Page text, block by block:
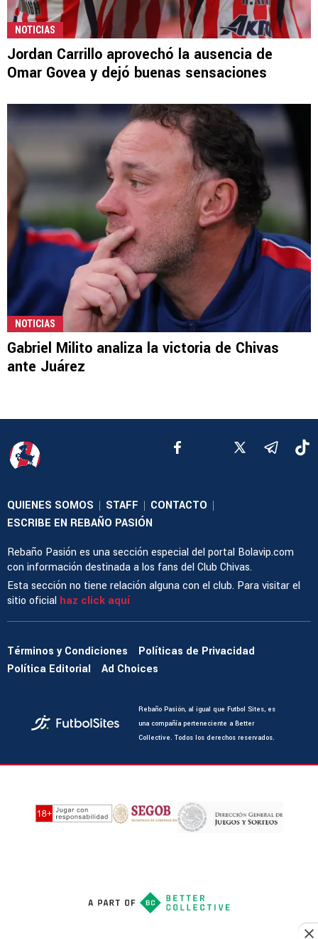
NOTICIAS
Jordan Carrillo aprovechó la ausencia de
Omar Govea y dejó buenas sensaciones
NOTICIAS
Gabriel Milito analiza la victoria de Chivas
ante Juárez
QUIENES SOMOS | STAFF | CONTACTO |
ESCRIBE EN REBAÑO PASIÓN
Rebaño Pasión es una sección especial del portal Bolavip.com
con información destinada a los fans del Club Chivas.
Esta sección no tiene relación alguna con el club. Para visitar el
sitio oficial haz click aquí
Términos y Condiciones
Políticas de Privacidad
Política Editorial
Ad Choices
Rebaño Pasión, al igual que Futbol Sites, es
una compañía perteneciente a Better
Collective. Todos los derechos reservados.